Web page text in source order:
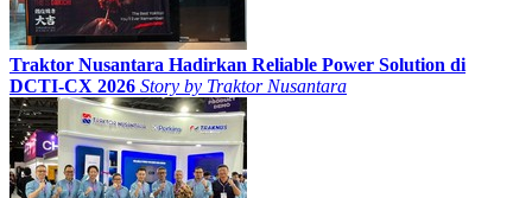
Traktor Nusantara Hadirkan Reliable Power Solution di
DCTI-CX 2026 Story by Traktor Nusantara